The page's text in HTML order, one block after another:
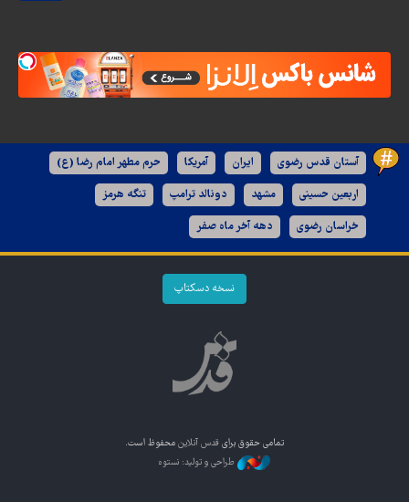
آستان قدس رضوی ایران آمریکا حرم مطهر امام رضا (ع)
اربعین حسینی مشهد دونالد ترامپ تنگه هرمز
خراسان رضوی دهه آخر ماه صفر
نسخه دسکتاپ
تمامی حقوق برای قدس آنلاین محفوظ است.
طراحی و تولید: نستوه